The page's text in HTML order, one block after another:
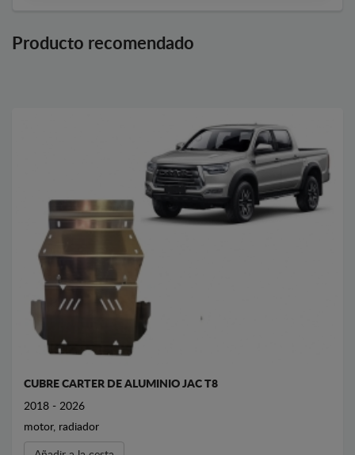
Producto recomendado
CUBRE CARTER DE ALUMINIO JAC T8
2018 - 2026
motor, radiador